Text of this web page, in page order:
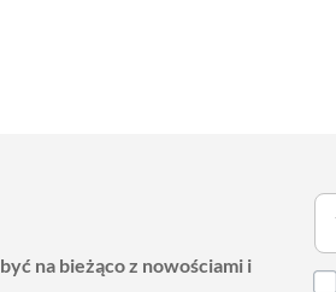
na bieżąco z nowościami i